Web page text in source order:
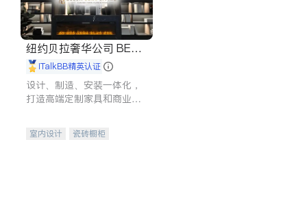
纽约贝拉奢华公司 BELL
A LUXE
iTalkBB精英认证
设计、制造、安装一体化，
打造高端定制家具和商业空
室内设计
瓷砖橱柜